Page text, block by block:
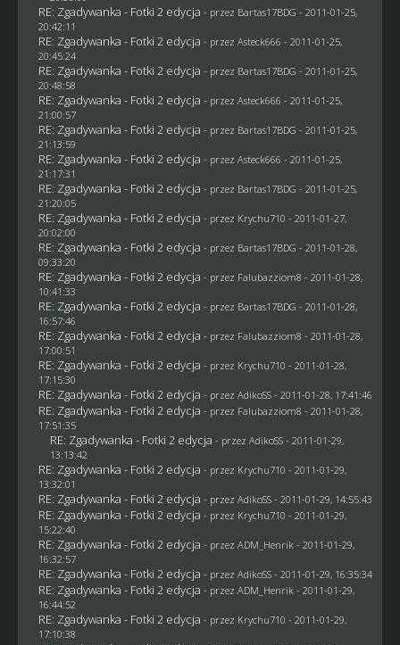
RE: Zgadywanka - Fotki 2 edycja - przez Bartas17BDG - 2011-01-25,
20:42:11
RE: Zgadywanka - Fotki 2 edycja - przez Asteck666 - 2011-01-25,
20:45:24
RE: Zgadywanka - Fotki 2 edycja - przez Bartas17BDG - 2011-01-25,
20:48:58
RE: Zgadywanka - Fotki 2 edycja - przez Asteck666 - 2011-01-25,
21:00:57
RE: Zgadywanka - Fotki 2 edycja - przez Bartas17BDG - 2011-01-25,
21:13:59
RE: Zgadywanka - Fotki 2 edycja - przez Asteck666 - 2011-01-25,
21:17:31
RE: Zgadywanka - Fotki 2 edycja - przez Bartas17BDG - 2011-01-25,
21:20:05
RE: Zgadywanka - Fotki 2 edycja - przez Krychu710 - 2011-01-27,
20:02:00
RE: Zgadywanka - Fotki 2 edycja - przez Bartas17BDG - 2011-01-28,
09:33:20
RE: Zgadywanka - Fotki 2 edycja - przez Falubazziom8 - 2011-01-28,
10:41:33
RE: Zgadywanka - Fotki 2 edycja - przez Bartas17BDG - 2011-01-28,
16:57:46
RE: Zgadywanka - Fotki 2 edycja - przez Falubazziom8 - 2011-01-28,
17:00:51
RE: Zgadywanka - Fotki 2 edycja - przez Krychu710 - 2011-01-28,
17:15:30
RE: Zgadywanka - Fotki 2 edycja - przez AdikoSS - 2011-01-28, 17:41:46
RE: Zgadywanka - Fotki 2 edycja - przez Falubazziom8 - 2011-01-28,
17:51:35
RE: Zgadywanka - Fotki 2 edycja - przez AdikoSS - 2011-01-29,
13:13:42
RE: Zgadywanka - Fotki 2 edycja - przez Krychu710 - 2011-01-29,
13:32:01
RE: Zgadywanka - Fotki 2 edycja - przez AdikoSS - 2011-01-29, 14:55:43
RE: Zgadywanka - Fotki 2 edycja - przez Krychu710 - 2011-01-29,
15:22:40
RE: Zgadywanka - Fotki 2 edycja - przez ADM_Henrik - 2011-01-29,
16:32:57
RE: Zgadywanka - Fotki 2 edycja - przez AdikoSS - 2011-01-29, 16:35:34
RE: Zgadywanka - Fotki 2 edycja - przez ADM_Henrik - 2011-01-29,
16:44:52
RE: Zgadywanka - Fotki 2 edycja - przez Krychu710 - 2011-01-29,
17:10:38